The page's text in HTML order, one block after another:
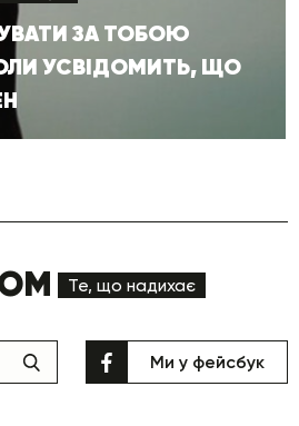
ЗА ТОБОЮ
УСВІДОМИТЬ, ЩО
Те, що надихає
Ми у фейсбук